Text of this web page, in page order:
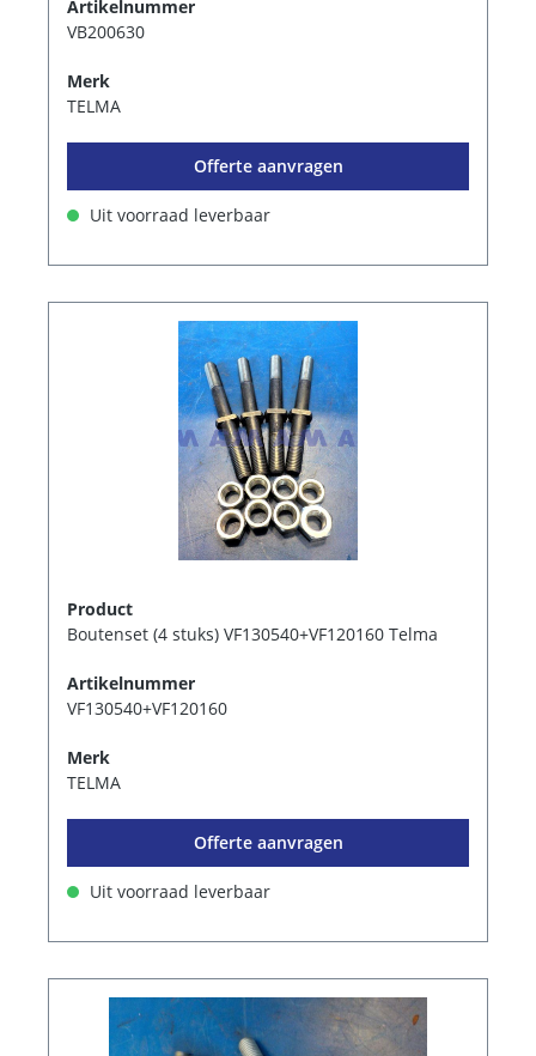
Artikelnummer
VB200630
Merk
TELMA
Offerte aanvragen
Uit voorraad leverbaar
Product
Boutenset (4 stuks) VF130540+VF120160 Telma
Artikelnummer
VF130540+VF120160
Merk
TELMA
Offerte aanvragen
Uit voorraad leverbaar